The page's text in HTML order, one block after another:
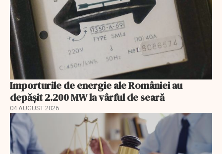
Importurile de energie ale României au
depășit 2.200 MW la vârful de seară
04 AUGUST 2026